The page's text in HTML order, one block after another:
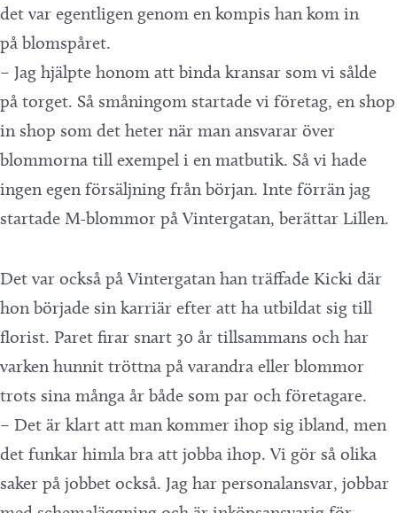
det var egentligen genom en kompis han kom in
på blomspåret.
– Jag hjälpte honom att binda kransar som vi sålde
på torget. Så småningom startade vi företag, en shop
in shop som det heter när man ansvarar över
blommorna till exempel i en matbutik. Så vi hade
ingen egen försäljning från början. Inte förrän jag
startade M-blommor på Vintergatan, berättar Lillen.
Det var också på Vintergatan han träffade Kicki där
hon började sin karriär efter att ha utbildat sig till
florist. Paret firar snart 30 år tillsammans och har
varken hunnit tröttna på varandra eller blommor
trots sina många år både som par och företagare.
– Det är klart att man kommer ihop sig ibland, men
det funkar himla bra att jobba ihop. Vi gör så olika
saker på jobbet också. Jag har personalansvar, jobbar